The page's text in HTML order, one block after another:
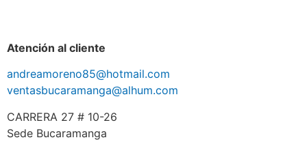
Atención al cliente
andreamoreno85@hotmail.com
ventasbucaramanga@alhum.com
CARRERA 27 # 10-26
Sede Bucaramanga